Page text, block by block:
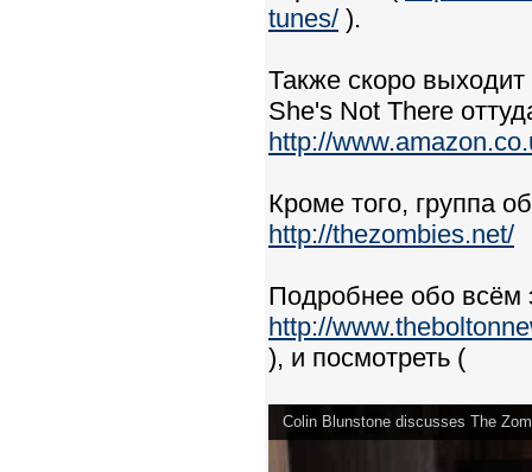
tunes/ ).
Также скоро
She's Not There
http://
Кроме того, группа
http://thezombies.net/
Подробнее обо всём
http://
), и посмотреть (
Colin Blunstone discusses The